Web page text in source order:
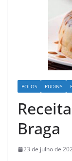
BOLOS PUDINS
Braga
23 de julho de